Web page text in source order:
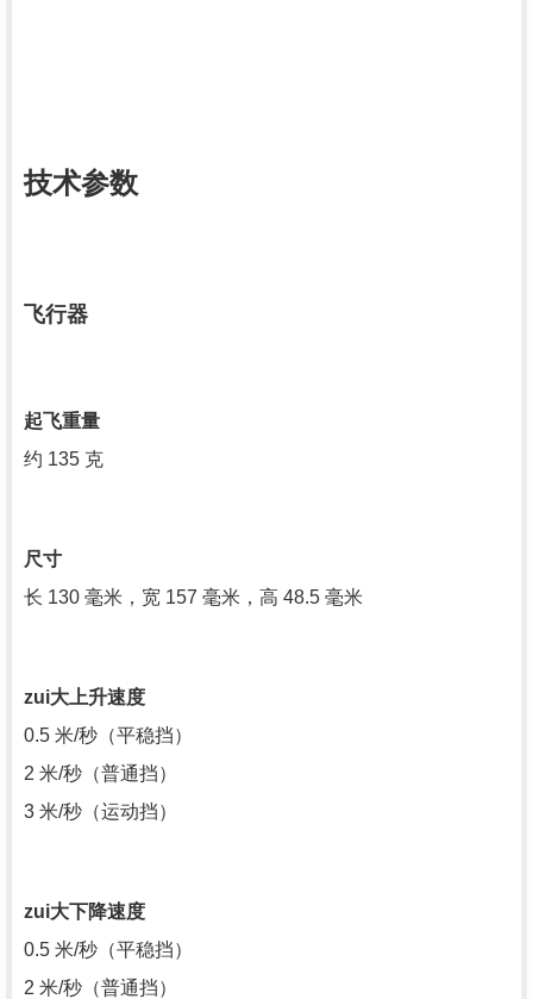
技术参数
飞行器
起飞重量
约 135 克
尺寸
长 130 毫米，宽 157 毫米，高 48.5 毫米
zui大上升速度
0.5 米/秒（平稳挡）
2 米/秒（普通挡）
3 米/秒（运动挡）
zui大下降速度
0.5 米/秒（平稳挡）
2 米/秒（普通挡）